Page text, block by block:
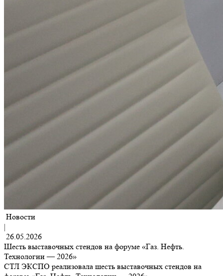
Новости
|
26.05.2026
Шесть выставочных стендов на форуме «Газ. Нефть.
Технологии — 2026»
СТЛ ЭКСПО реализовала шесть выставочных стендов на